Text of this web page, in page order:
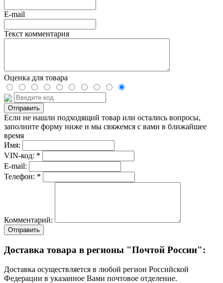
E-mail
Текст комментария
Оценка для товара
Если не нашли подходящий товар или остались вопросы,
заполните форму ниже и мы свяжемся с вами в ближайшее
время
Имя:
VIN-код: *
E-mail:
Телефон: *
Комментарий:
Отправить
Доставка товара в регионы "Почтой России":
Доставка осуществляется в любой регион Российской
Федерации в указанное Вами почтовое отделение.